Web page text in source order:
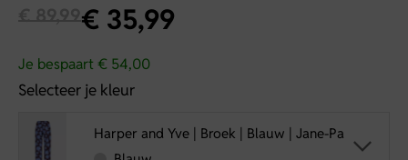
€ 35,99
Je bespaart € 54,00
Selecteer je kleur
Harper and Yve | Broek | Blauw | Jane-Pa